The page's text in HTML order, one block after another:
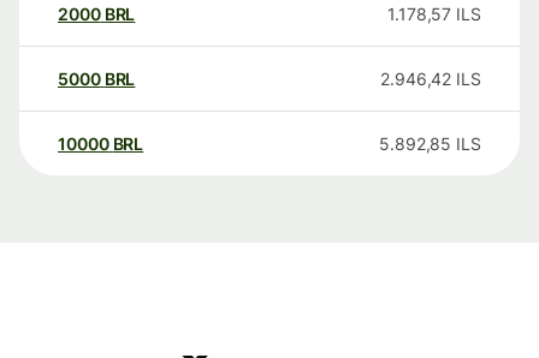
2000 BRL 1.178,57 ILS
5000 BRL 2.946,42 ILS
10000 BRL 5.892,85 ILS